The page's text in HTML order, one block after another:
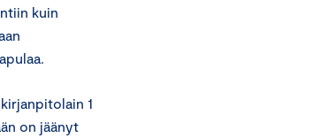
kuin
1
on jäänyt